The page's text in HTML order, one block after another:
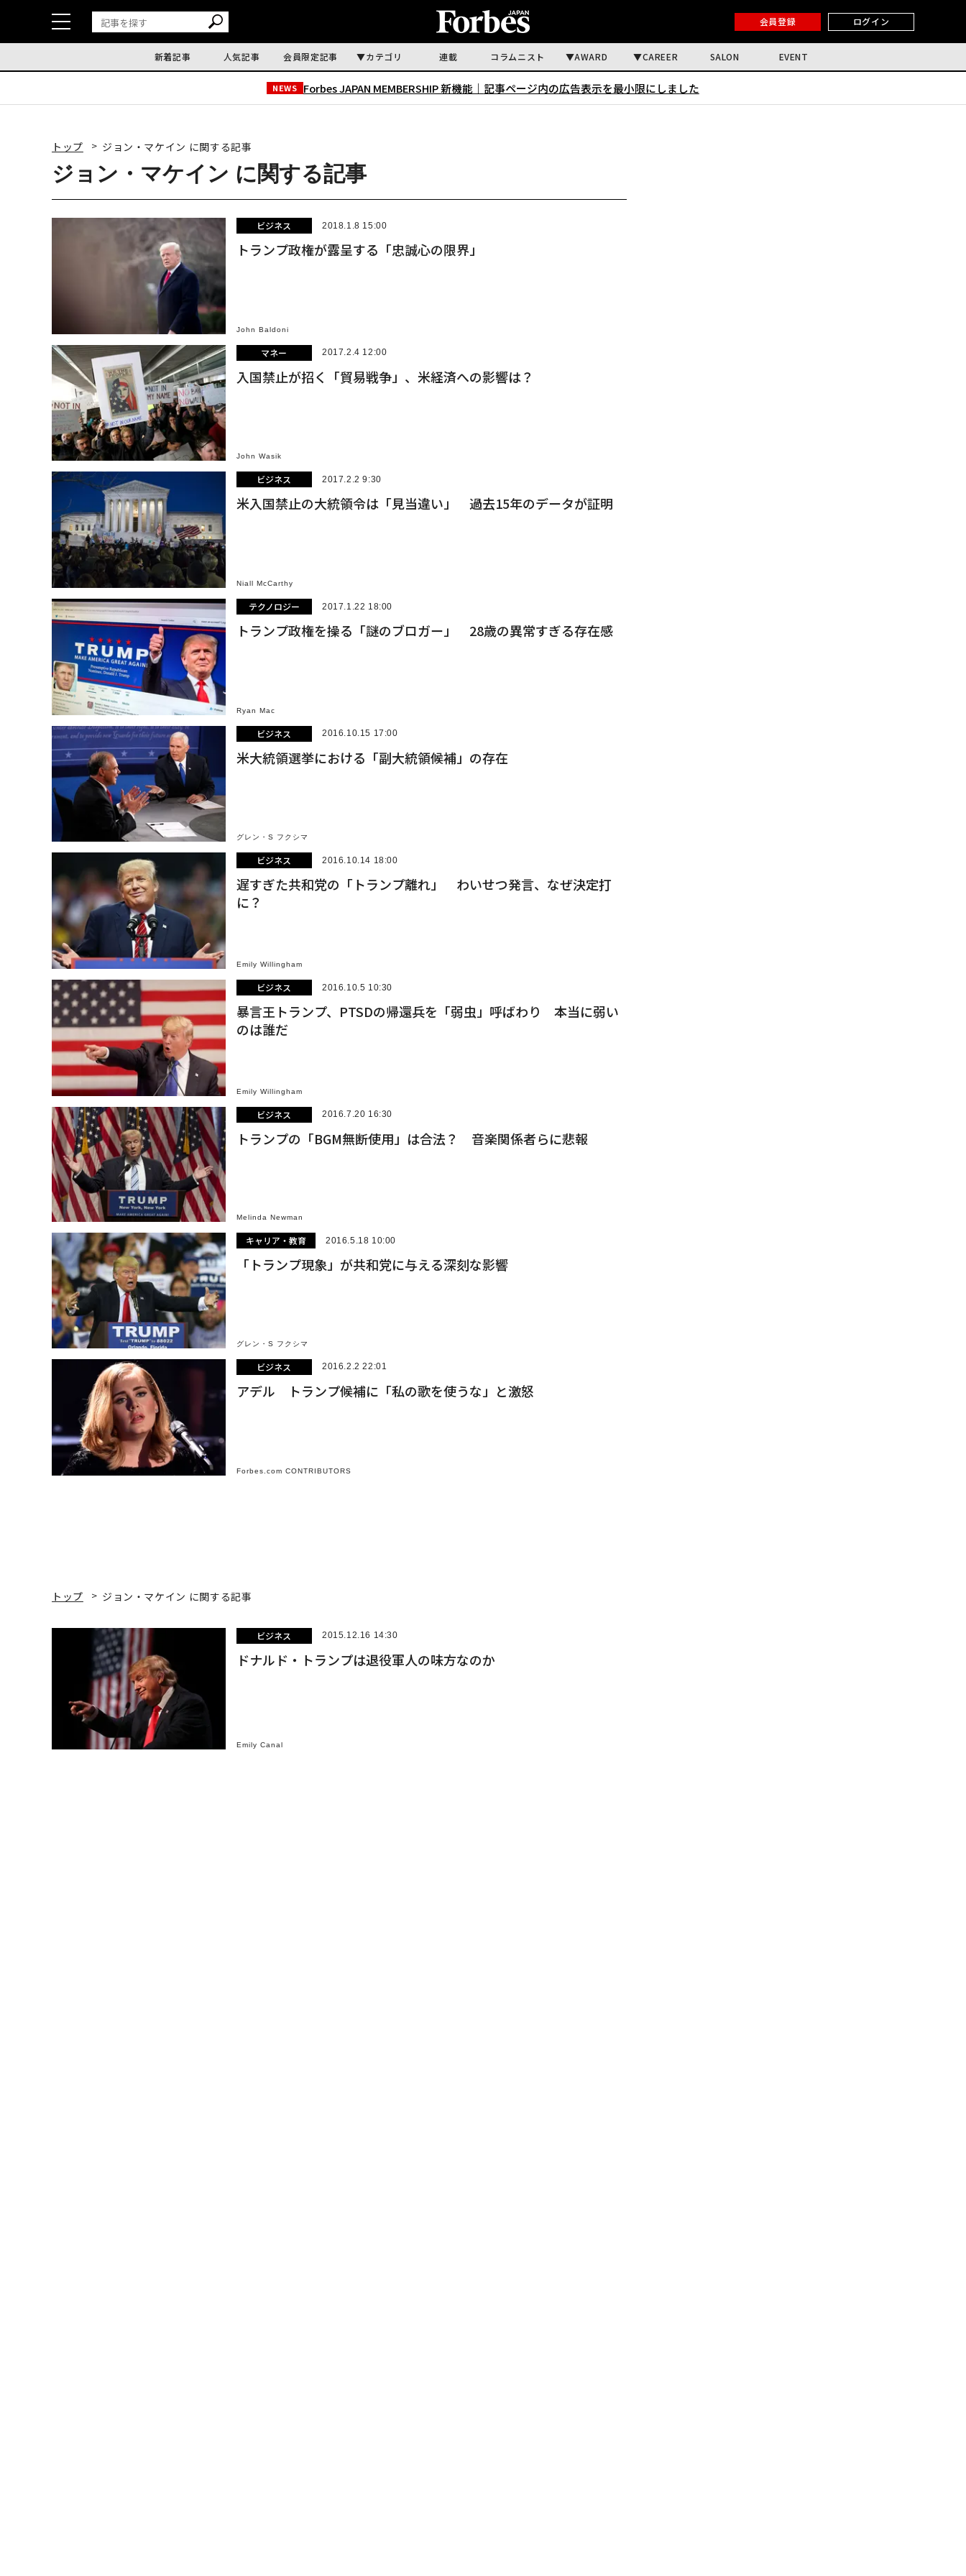
会員登録 ログイン
新着記事 人気記事 会員限定記事 カテゴリ 連載 コラムニスト AWARD CAREER SALON EVENT
NEWS Forbes JAPAN MEMBERSHIP 新機能｜ 記事ページ内の広告表示を最小限にしました
トップ ジョン・マケイン に関する記事
ジョン・マケイン に関する記事
ビジネス 2018.1.8 15:00
トランプ政権が露呈する「忠誠心の限界」
John Baldoni
マネー 2017.2.4 12:00
入国禁止が招く「貿易戦争」、米経済への影響は？
John Wasik
ビジネス 2017.2.2 9:30
米入国禁止の大統領令は「見当違い」 過去15年のデータが証明
Niall McCarthy
テクノロジー 2017.1.22 18:00
トランプ政権を操る「謎のブロガー」 28歳の異常すぎる存在感
Ryan Mac
ビジネス 2016.10.15 17:00
米大統領選挙における「副大統領候補」の存在
グレン・S フクシマ
ビジネス 2016.10.14 18:00
遅すぎた共和党の「トランプ離れ」 わいせつ発言、なぜ決定打
に？
Emily Willingham
ビジネス 2016.10.5 10:30
暴言王トランプ、PTSDの帰還兵を「弱虫」呼ばわり 本当に弱い
のは誰だ
Emily Willingham
ビジネス 2016.7.20 16:30
トランプの「BGM無断使用」は合法？ 音楽関係者らに悲報
Melinda Newman
キャリア・教育 2016.5.18 10:00
「トランプ現象」が共和党に与える深刻な影響
グレン・S フクシマ
ビジネス 2016.2.2 22:01
アデル トランプ候補に「私の歌を使うな」と激怒
Forbes.com CONTRIBUTORS
トップ ジョン・マケイン に関する記事
ビジネス 2015.12.16 14:30
ドナルド・トランプは退役軍人の味方なのか
Emily Canal